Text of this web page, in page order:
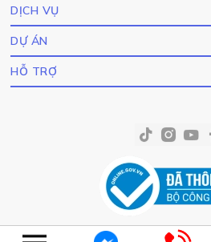
DỊCH VỤ
DỰ ÁN
HỖ TRỢ